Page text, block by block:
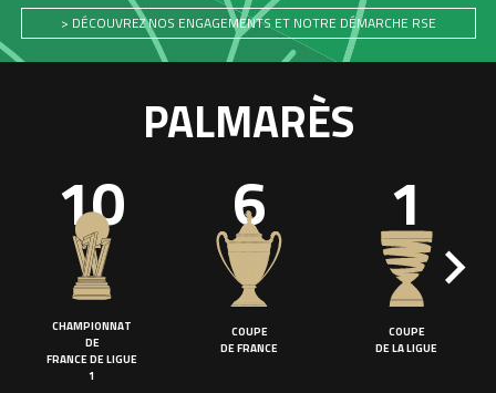
> DÉCOUVREZ NOS ENGAGEMENTS ET NOTRE DÉMARCHE RSE
PALMARÈS
10
CHAMPIONNAT
DE
FRANCE DE LIGUE
1
6
COUPE
DE FRANCE
1
COUPE
DE LA LIGUE